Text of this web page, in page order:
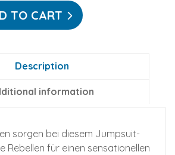
TO CART
Description
information
sorgen bei diesem Jumpsuit-
Rebellen für einen sensationellen